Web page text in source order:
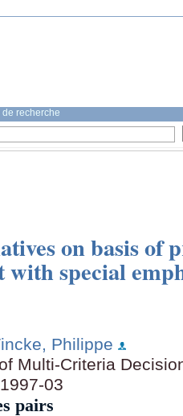
de recherche
on basis of
special
Philippe
Multi-Criteria
03
pairs